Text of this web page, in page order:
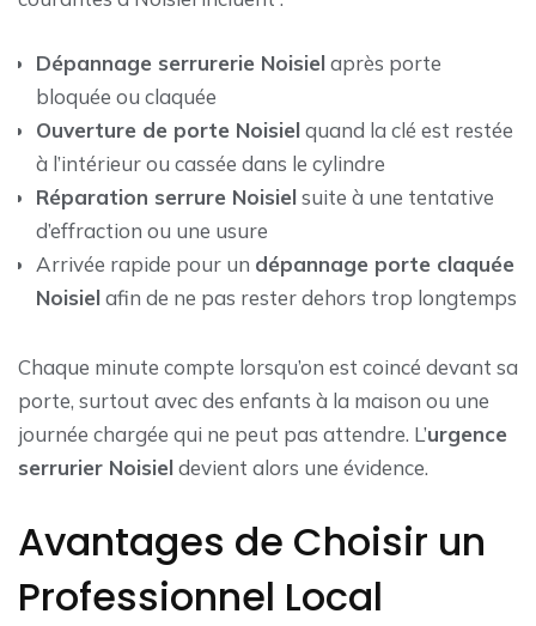
Dépannage serrurerie Noisielaprès porte
bloquée ou claquée
Ouverture de porte Noisielquand la clé est restée
à l’intérieur ou cassée dans le cylindre
Réparation serrure Noisielsuite à une tentative
d’effraction ou une usure
Arrivée rapide pour un dépannage porte claquée
Noisielafin de ne pas rester dehors trop longtemps
Chaque minute compte lorsqu’on est coincé devant sa
porte, surtout avec des enfants à la maison ou une
journée chargée qui ne peut pas attendre. L’urgence
serrurier Noisieldevient alors une évidence.
Avantages de Choisir un
Professionnel Local